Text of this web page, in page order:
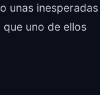
unas inesperadas
uno de ellos